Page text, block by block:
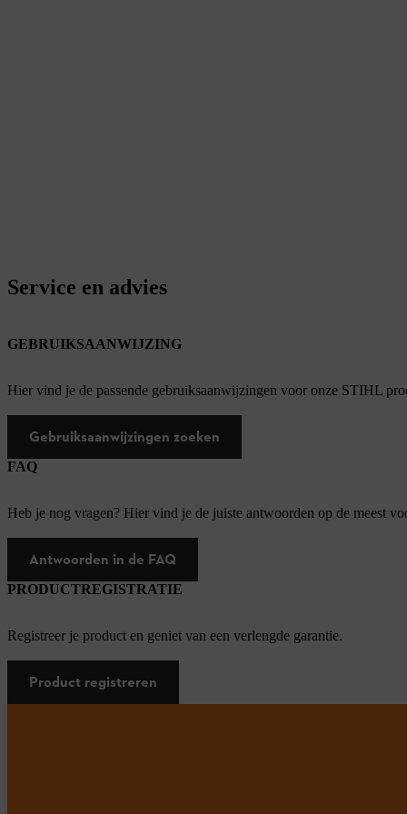
Service en advies
GEBRUIKSAANWIJZING
Hier vind je de passende gebruiksaanwijzingen voor onze STIHL
Gebruiksaanwijzingen zoeken
FAQ
Heb je nog vragen? Hier vind je de juiste antwoorden op de meest
Antwoorden in de FAQ
PRODUCTREGISTRATIE
Registreer je product en geniet van een verlengde garantie.
Product registreren